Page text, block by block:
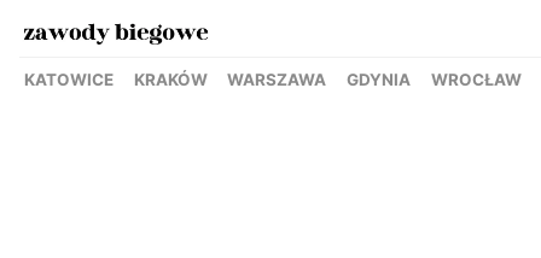
KATOWICE KRAKÓW WARSZAWA GDYNIA WROCŁAW